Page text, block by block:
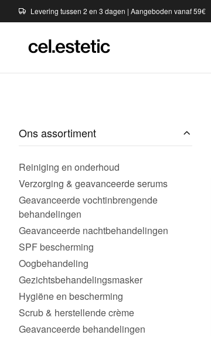
Levering tussen 2 en 3 dagen | Aangeboden vanaf 59€
Ons assortiment
Reiniging en onderhoud
Verzorging & geavanceerde serums
Geavanceerde vochtinbrengende
behandelingen
Geavanceerde nachtbehandelingen
SPF bescherming
Oogbehandeling
Gezichtsbehandelingsmasker
Hygiëne en bescherming
Scrub & herstellende crème
Geavanceerde behandelingen